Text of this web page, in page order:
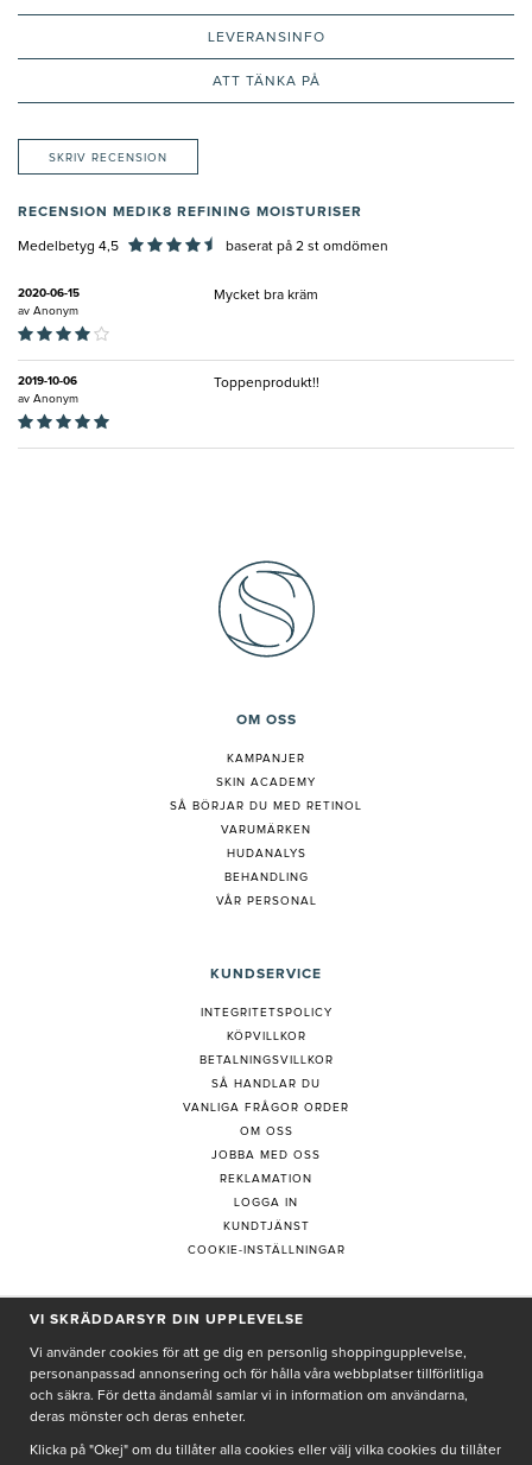
LEVERANSINFO
ATT TÄNKA PÅ
SKRIV RECENSION
RECENSION MEDIK8 REFINING MOISTURISER
Medelbetyg 4,5 baserat på 2 st omdömen
2020-06-15
av Anonym
Mycket bra kräm
2019-10-06
av Anonym
Toppenprodukt!!
OM OSS
KAMPANJER
SKIN ACADEMY
SÅ BÖRJAR DU MED RETINOL
VARUMÄRKEN
HUDANALYS
BEHANDLING
VÅR PERSONAL
KUNDSERVICE
INTEGRITETSPOLICY
KÖPVILLKOR
BETALNINGSVILLKOR
SÅ HANDLAR DU
VANLIGA FRÅGOR ORDER
OM OSS
JOBBA MED OSS
REKLAMATION
LOGGA IN
KUNDTJÄNST
COOKIE-INSTÄLLNINGAR
PRENUMERERA PÅ NYHETSBREV
Genom att ge min e-post, accepterar jag Seth och Sallyintegritetspolicy
VI SKRÄDDARSYR DIN UPPLEVELSE
Vi använder cookies för att ge dig en personlig shoppingupplevelse,
personanpassad annonsering och för hålla våra webbplatser tillförlitliga
och säkra. För detta ändamål samlar vi in information om användarna,
deras mönster och deras enheter.
Klicka på "Okej" om du tillåter alla cookies eller välj vilka cookies du tillåter